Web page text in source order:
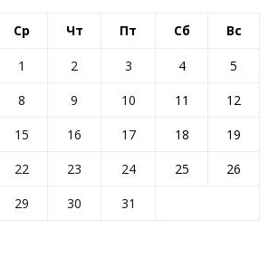
Ср Чт Пт Сб Вс
1 2 3 4
5
8 9 10 11
12
15 16 17 18
19
22 23 24 25
26
29 30
31